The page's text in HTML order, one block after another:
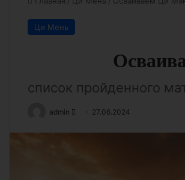
Ци Мень
список пройденного
admin 27.06.2024